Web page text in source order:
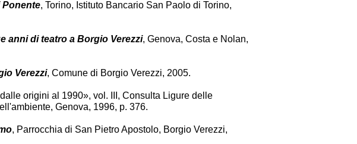
Ponente, Torino, Istituto Bancario San Paolo di Torino,
anni di teatro a Borgio Verezzi, Genova, Costa e Nolan,
Verezzi, Comune di Borgio Verezzi, 2005.
origini al 1990», vol. III, Consulta Ligure delle
Genova, 1996, p. 376.
, Parrocchia di San Pietro Apostolo, Borgio Verezzi,